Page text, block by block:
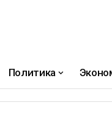
Политика